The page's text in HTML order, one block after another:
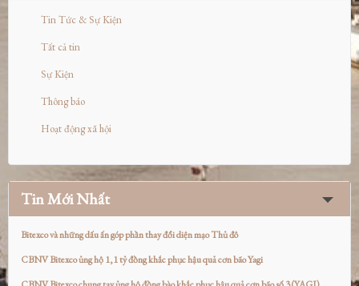
Tin Tức & Sự Kiện
Tất cả tin
Sự Kiện
Thông báo
Hoạt động xã hội
Tin Mới Nhất
Bitexco và những dấu ấn góp phần thay đổi diện mạo Thủ đô
CBNV Bitexco ủng hộ 1,1 tỷ đồng khắc phục hậu quả cơn bão Yagi